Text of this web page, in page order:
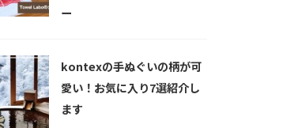
ー
kontexの手ぬぐいの柄が可
愛い！お気に入り7選紹介し
ます